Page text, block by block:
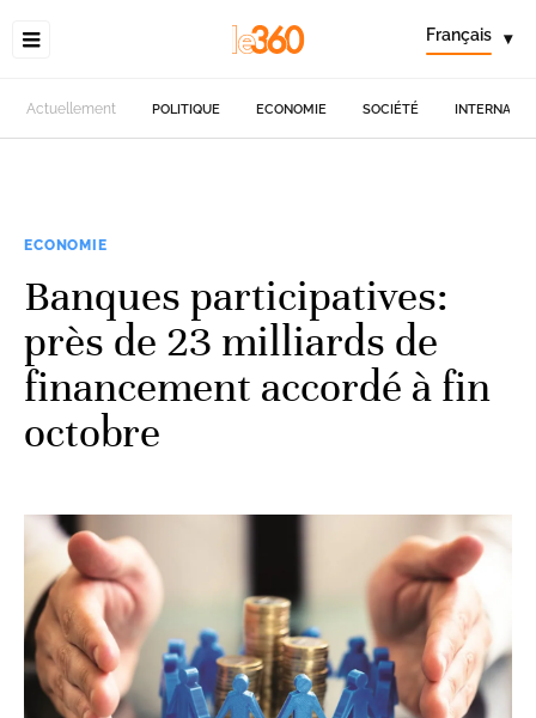
Français ▾
Actuellement POLITIQUE ECONOMIE SOCIÉTÉ
ECONOMIE
Banques participatives:
près de 23 milliards de
financement accordé à fin
octobre